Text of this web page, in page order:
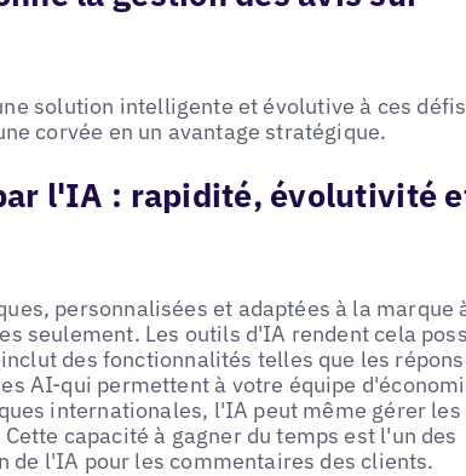
solution intelligente et évolutive à ces
corvée en un avantage stratégique.
l'IA : rapidité, évolutivité
personnalisées et adaptées à la marque
seulement. Les outils d'IA rendent cela
inclut des fonctionnalités telles que les
AI-qui permettent à votre équipe
internationales, l'IA peut même gérer les
capacité à gagner du temps est l'un des
l'IA pour les commentaires des clients.